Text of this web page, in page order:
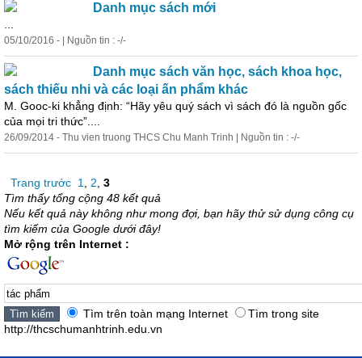
Danh mục sách mới
05/10/2016 - | Nguồn tin : -/-
Danh mục sách văn học, sách khoa học,
sách thiếu nhi và các loại ấn phẩm khác
M. Gooc-ki khẳng định: “Hãy yêu quý sách vì sách đó là nguồn gốc
của mọi tri thức”....
26/09/2014 - Thu vien truong THCS Chu Manh Trinh | Nguồn tin : -/-
Trang trước 1 2 3
Tìm thấy tổng cộng 48 kết quả
Nếu kết quả này không như mong đợi, bạn hãy thử sử dụng công cụ
tìm kiếm của Google dưới đây!
Mở rộng trên Internet :
Tìm trên toàn mạng Internet
Tìm trong site
http://thcschumanhtrinh.edu.vn